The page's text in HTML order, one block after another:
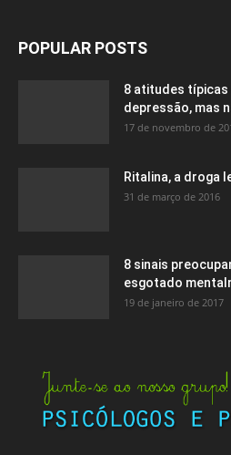
POPULAR POSTS
8 atitudes típicas
depressão, mas
17 de novembro de
Ritalina, a droga
31 de março de 2016
8 sinais
esgotado
19 de janeiro de 2017